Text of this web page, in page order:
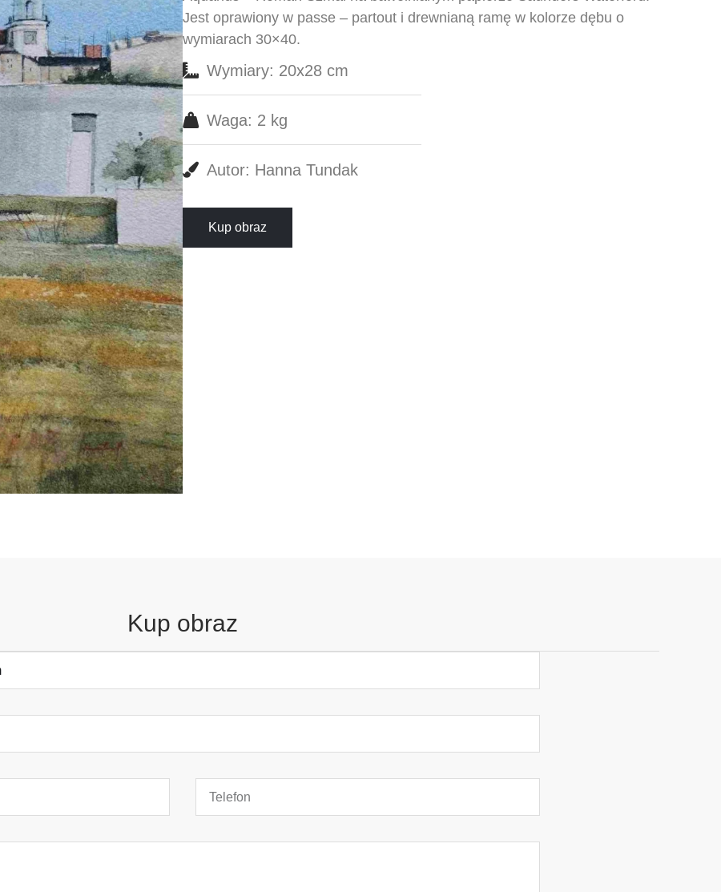
Jest oprawiony w passe – partout i drewnianą ramę w kolorze dębu o
wymiarach 30×40.
Wymiary: 20x28 cm
Waga: 2 kg
Autor: Hanna Tundak
Kup obraz
Kup obraz